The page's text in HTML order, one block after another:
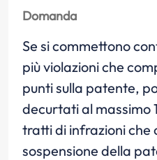
Domanda
Se si commettono
più violazioni che
punti sulla patente,
decurtati al massimo
tratti di infrazioni che
sospensione della